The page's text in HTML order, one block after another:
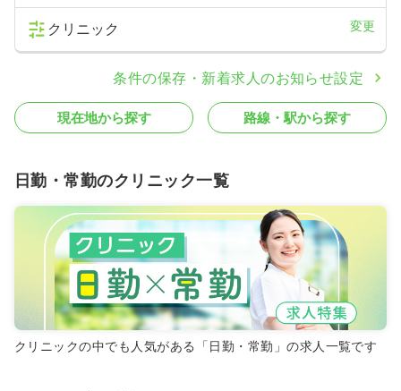
クリニック 変更
条件の保存・新着求人のお知らせ設定
現在地から探す 路線・駅から探す
日勤・常勤のクリニック一覧
クリニックの中でも人気がある「日勤・常勤」の求人一覧です